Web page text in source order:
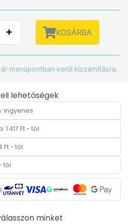
KOSÁRBA
menüpontban kerül kiszámításra.
lehetőségek
ingyenes
417 Ft - tól
Ft - tól
tól
minket